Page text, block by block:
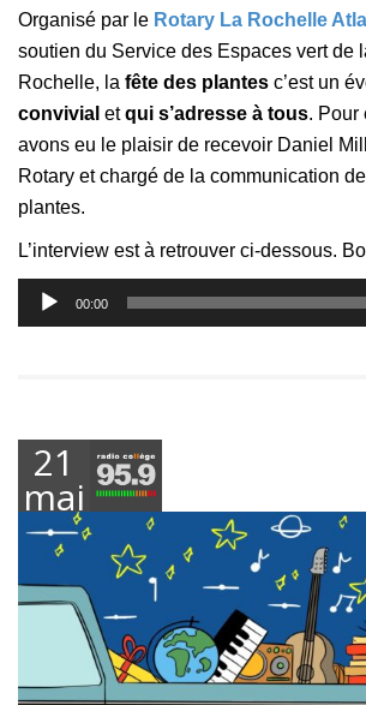
Organisé par le Rotary La Rochelle
soutien du Service des Espaces vert de
Rochelle, la fête des plantes c’est un
convivial etqui s’adresse à tous. Pour
avons eu le plaisir de recevoir Daniel
Rotary et chargé de la communication
plantes.
L’interview est à retrouver ci-dessous.
Lecteur
audio
00:00
21
mai
2026